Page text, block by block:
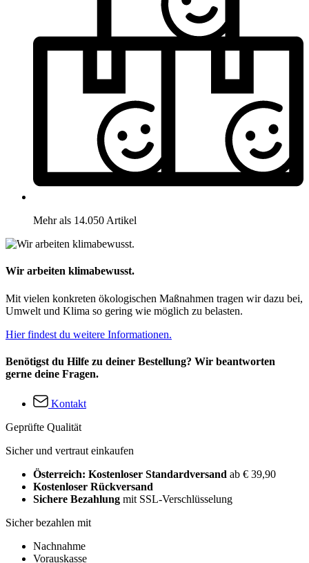
Mehr als 14.050 Artikel
Wir arbeiten klimabewusst.
Mit vielen konkreten ökologischen Maßnahmen tragen wir dazu bei,
Umwelt und Klima so gering wie möglich zu belasten.
Hier findest du weitere Informationen.
Benötigst du Hilfe zu deiner Bestellung? Wir beantworten
gerne deine Fragen.
Kontakt
Geprüfte Qualität
Sicher und vertraut einkaufen
Österreich: Kostenloser Standardversand ab € 39,90
Kostenloser Rückversand
Sichere Bezahlung mit SSL-Verschlüsselung
Sicher bezahlen mit
Nachnahme
Vorauskasse